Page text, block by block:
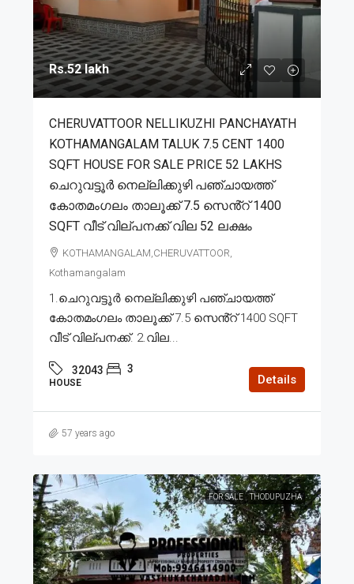
Rs.52 lakh
CHERUVATTOOR NELLIKUZHI PANCHAYATH
KOTHAMANGALAM TALUK 7.5 CENT 1400
SQFT HOUSE FOR SALE PRICE 52 LAKHS
ചെറുവട്ടൂർ നെല്ലിക്കുഴി പഞ്ചായത്ത്
കോതമംഗലം താലൂക്ക് 7.5 സെൻ്റ് 1400
SQFT വീട് വില്പനക്ക് വില 52 ലക്ഷം
KOTHAMANGALAM,CHERUVATTOOR,
Kothamangalam
1.ചെറുവട്ടൂർ നെല്ലിക്കുഴി പഞ്ചായത്ത്
കോതമംഗലം താലൂക്ക് 7.5 സെൻ്റ് 1400 SQFT
വീട് വില്പനക്ക്. 2.വില...
32043 3
HOUSE Details
57 years ago
FOR SALE THODUPUZHA